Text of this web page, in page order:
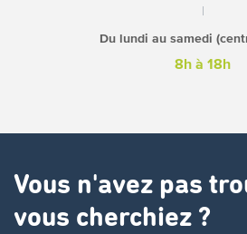
Du lundi au samedi
8h à 18h
Vous n'avez pas
vous cherchiez ?